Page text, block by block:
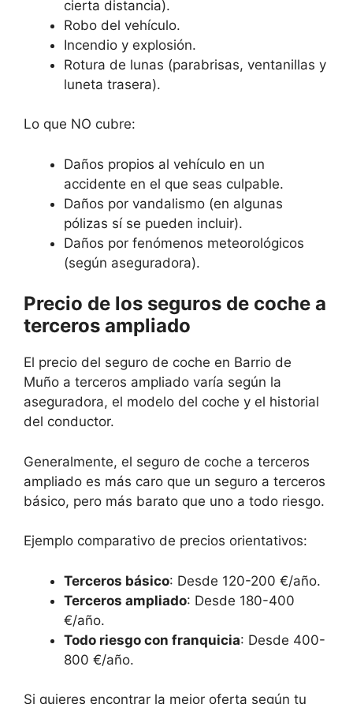
cierta distancia).
Robo del vehículo.
Incendio y explosión.
Rotura de lunas (parabrisas, ventanillas y
luneta trasera).
Lo que NO cubre:
Daños propios al vehículo en un
accidente en el que seas culpable.
Daños por vandalismo (en algunas
pólizas sí se pueden incluir).
Daños por fenómenos meteorológicos
(según aseguradora).
Precio de los seguros de coche a
terceros ampliado
El precio del seguro de coche en Barrio de
Muño a terceros ampliado varía según la
aseguradora, el modelo del coche y el historial
del conductor.
Generalmente, el seguro de coche a terceros
ampliado es más caro que un seguro a terceros
básico, pero más barato que uno a todo riesgo.
Ejemplo comparativo de precios orientativos:
Terceros básico: Desde 120-200 €/año.
Terceros ampliado: Desde 180-400
€/año.
Todo riesgo con franquicia: Desde 400-
800 €/año.
Si quieres encontrar la mejor oferta según tu